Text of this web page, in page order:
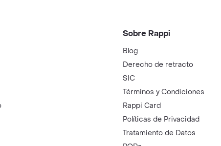
Sobre Rappi
Blog
Derecho de retracto
SIC
Términos y Condiciones
Rappi Card
Políticas de Privacidad
Tratamiento de Datos